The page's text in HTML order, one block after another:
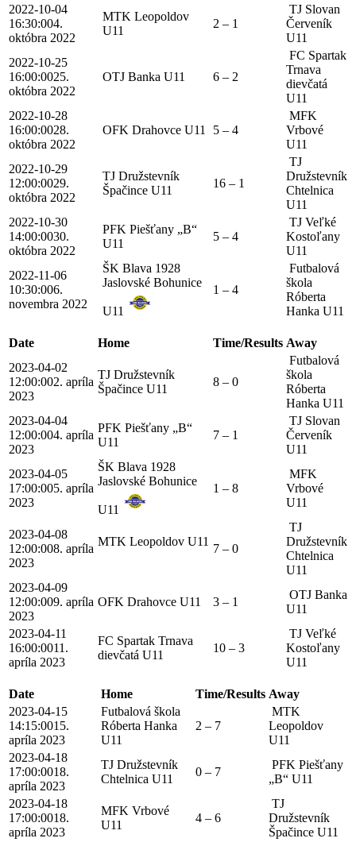
2022-10-04
16:30:004.
októbra 2022
MTK Leopoldov
U11
2 – 1
TJ Slovan
Červeník
U11
2022-10-25
16:00:0025.
októbra 2022
OTJ Banka U11 6 – 2
FC Spartak
Trnava
dievčatá
U11
2022-10-28
16:00:0028.
októbra 2022
OFK Drahovce U11 5 – 4
MFK
Vrbové
U11
2022-10-29
12:00:0029.
októbra 2022
TJ Družstevník
Špačince U11
16 – 1
TJ
Družstevník
Chtelnica
U11
2022-10-30
14:00:0030.
októbra 2022
PFK Piešťany „B“
U11
5 – 4
TJ Veľké
Kostoľany
U11
2022-11-06
10:30:006.
novembra 2022
ŠK Blava 1928
Jaslovské Bohunice
U11
1 – 4
Futbalová
škola
Róberta
Hanka U11
Date Home Time/Results Away
2023-04-02
12:00:002. apríla
2023
TJ Družstevník
Špačince U11
8 – 0
Futbalová
škola
Róberta
Hanka U11
2023-04-04
12:00:004. apríla
2023
PFK Piešťany „B“
U11
7 – 1
TJ Slovan
Červeník
U11
2023-04-05
17:00:005. apríla
2023
ŠK Blava 1928
Jaslovské Bohunice
U11
1 – 8
MFK
Vrbové
U11
2023-04-08
12:00:008. apríla
2023
MTK Leopoldov U11
7 – 0
TJ
Družstevník
Chtelnica
U11
2023-04-09
12:00:009. apríla
2023
OFK Drahovce U11 3 – 1
OTJ Banka
U11
2023-04-11
16:00:0011.
apríla 2023
FC Spartak Trnava
dievčatá U11
10 – 3
TJ Veľké
Kostoľany
U11
Date Home Time/Results Away
2023-04-15
14:15:0015.
apríla 2023
Futbalová škola
Róberta Hanka
U11
2 – 7
MTK
Leopoldov
U11
2023-04-18
17:00:0018.
apríla 2023
TJ Družstevník
Chtelnica U11
0 – 7
PFK Piešťany
„B“ U11
2023-04-18
17:00:0018.
apríla 2023
MFK Vrbové
U11
4 – 6
TJ
Družstevník
Špačince U11